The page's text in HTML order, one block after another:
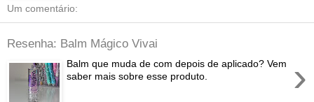
Um comentário:
Resenha: Balm Mágico Vivai
›
Balm que muda de com depois de aplicado? Vem
saber mais sobre esse produto.